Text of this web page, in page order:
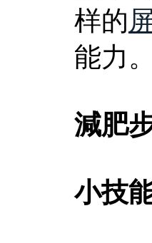
样的
能力。
減肥
小技